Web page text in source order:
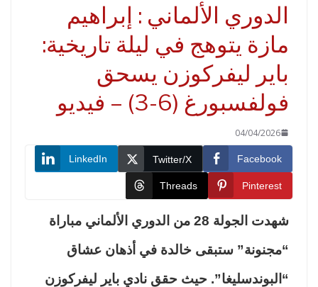
الألماني : إبراهيم
يتوهج في ليلة تاريخية:
ليفركوزن يسحق
(6-3) – فيديو
04/04/2026
Twitter/X
LinkedIn
Threads
شهدت الجولة 28 من الدوري الألماني مباراة
ستبقى خالدة في أذهان عشاق
حيث حقق نادي باير ليفركوزن